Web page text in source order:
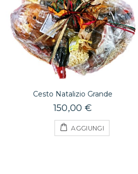
Cesto Natalizio Grande
150,00 €
AGGIUNGI